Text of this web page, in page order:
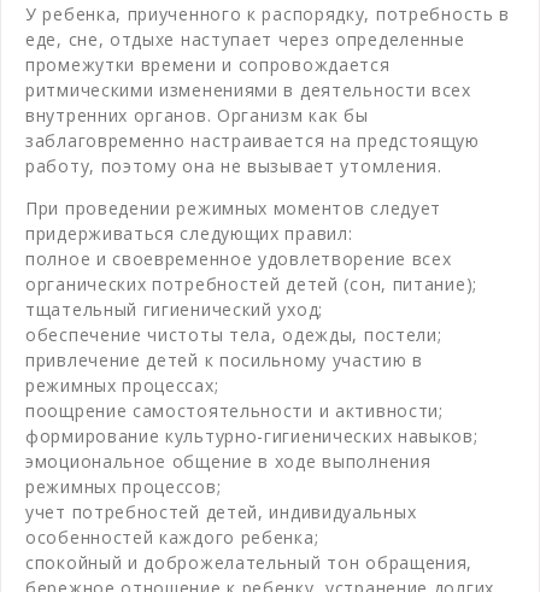
У ребенка, приученного к распорядку, потребность в
еде, сне, отдыхе наступает через определенные
промежутки времени и сопровождается
ритмическими изменениями в деятельности всех
внутренних органов. Организм как бы
заблаговременно настраивается на предстоящую
работу, поэтому она не вызывает утомления.
При проведении режимных моментов следует
придерживаться следующих правил:
полное и своевременное удовлетворение всех
органических потребностей детей (сон, питание);
тщательный гигиенический уход;
обеспечение чистоты тела, одежды, постели;
привлечение детей к посильному участию в
режимных процессах;
поощрение самостоятельности и активности;
формирование культурно-гигиенических навыков;
эмоциональное общение в ходе выполнения
режимных процессов;
учет потребностей детей, индивидуальных
особенностей каждого ребенка;
спокойный и доброжелательный тон обращения,